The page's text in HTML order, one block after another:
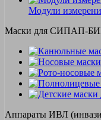
Модули
Маски для СИПАП-
Аппараты ИВЛ